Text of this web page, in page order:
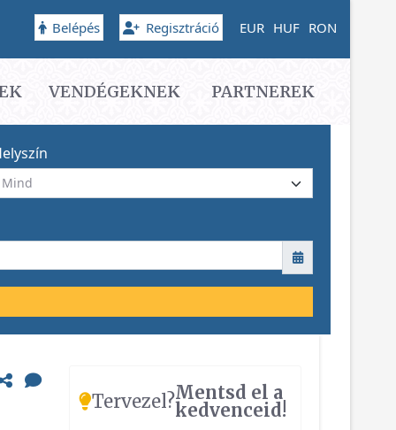
Belépés Regisztráció EUR HUF RON
VENDÉGEKNEK PARTNEREK
Tervezel?Mentsd el a
kedvenceid!